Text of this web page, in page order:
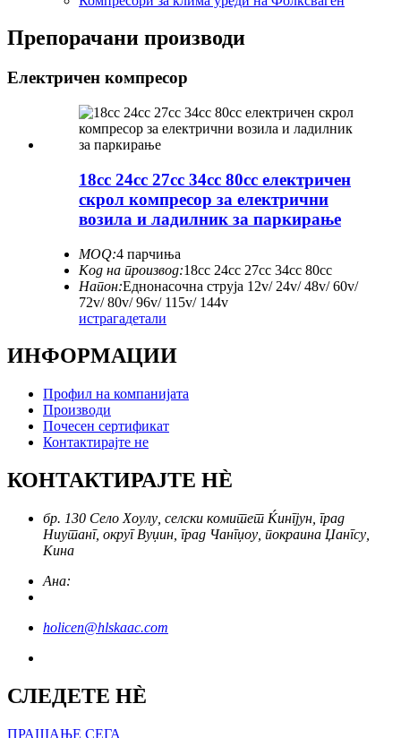
Препорачани производи
Електричен компресор
18cc 24cc 27cc 34cc 80cc електричен
скрол компресор за електрични
возила и ладилник за паркирање
MOQ:4 парчиња
Код на производ:18cc 24cc 27cc 34cc 80cc
Напон:Еднонасочна струја 12v/ 24v/ 48v/ 60v/
72v/ 80v/ 96v/ 115v/ 144v
истрагадетали
ИНФОРМАЦИИ
Профил на компанијата
Производи
Почесен сертификат
Контактирајте не
КОНТАКТИРАЈТЕ НÈ
бр. 130 Село Хоулу, селски комитет Ќингјун, град
Ниутанг, округ Вуџин, град Чангџоу, покраина Џангсу,
Кина
Ана:
holicen@hlskaac.com
СЛЕДЕТЕ НÈ
ПРАШАЊЕ СЕГА